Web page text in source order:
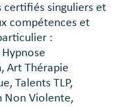
certifiés singuliers et
compétences et
:
Art Thérapie
Talents TLP,
Non Violente,